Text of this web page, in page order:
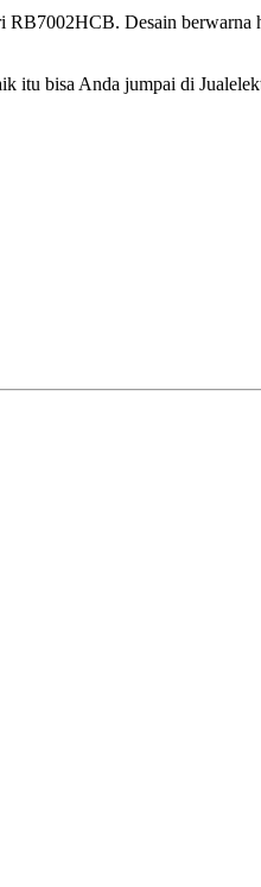
Desain berwarna
itu bisa Anda jumpai di